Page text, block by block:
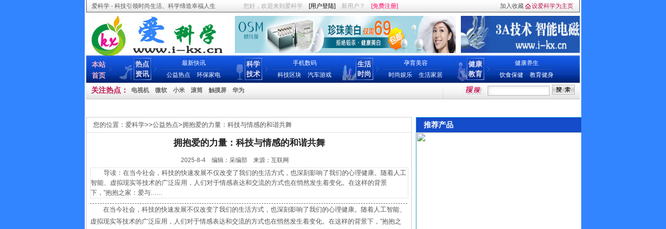
爱科学 - 科技引领时尚生活、科学缔造幸福人生 您好，欢迎来到爱科学 [用户登陆] 新用户？ [免费注册] 加入收藏 设爱科学为主页
本站
首页
热点
资讯
最新快讯
公益热点
环保家电
科学
技术
手机数码
科技区块
汽车游戏
生活
时尚
孕育美容
时尚娱乐
生活家居
健康
教育
健康养生
饮食保健
教育健身
关注热点： 电视机 微软 小米 滚筒 触摸屏 华为
您的位置： 爱科学>>公益热点>拥抱爱的力量：科技与情感的和谐共舞
拥抱爱的力量：科技与情感的和谐共舞
2025-8-4 编辑：采编部 来源：互联网
导读：在当今社会，科技的快速发展不仅改变了我们的生活方式，也深刻影响了我们的心理健康。随着人工
智能、虚拟现实等技术的广泛应用，人们对于情感表达和交流的方式也在悄然发生着变化。在这样的背景
下，“抱抱之家：爱与......
在当今社会，科技的快速发展不仅改变了我们的生活方式，也深刻影响了我们的心理健康。随着人工智能、
虚拟现实等技术的广泛应用，人们对于情感表达和交流的方式也在悄然发生着变化。在这样的背景下，“抱抱之
推荐产品